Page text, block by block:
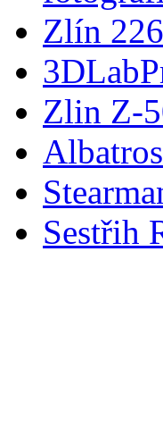
Zlín
Zlin Z-
Sestřih